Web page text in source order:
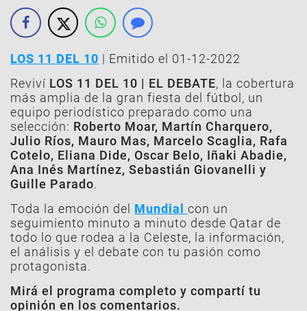
LOS 11 DEL 10 | Emitido el 01-12-2022
Reviví LOS 11 DEL 10 | EL DEBATE, la cobertura
más amplia de la gran fiesta del fútbol, un
equipo periodístico preparado como una
selección: Roberto Moar, Martín Charquero,
Julio Ríos, Mauro Mas, Marcelo Scaglia, Rafa
Cotelo, Eliana Dide, Oscar Belo, Iñaki Abadie,
Ana Inés Martínez, Sebastián Giovanelli y
Guille Parado.
Toda la emoción del Mundial con un
seguimiento minuto a minuto desde Qatar de
todo lo que rodea a la Celeste, la información,
el análisis y el debate con tu pasión como
protagonista.
Mirá el programa completo y compartí tu
opinión en los comentarios.